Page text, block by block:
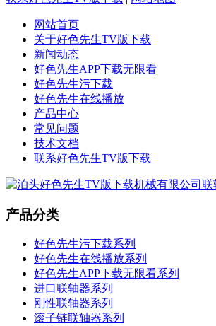
网站首页
关于好色先生TV版下载
新闻动态
好色先生APP下载无限看
好色先生污下载
好色先生在线播放
产品中心
常见问题
技术文档
联系好色先生TV版下载
产品分类
好色先生污下载系列
好色先生在线播放系列
好色先生APP下载无限看系列
进口联轴器系列
刚性联轴器系列
滚子链联轴器系列